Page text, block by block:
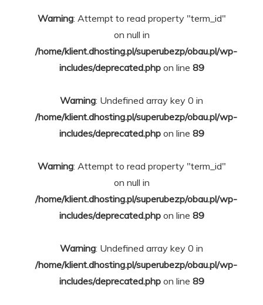
Warning: Attempt to read property "term_id"
on null in
/home/klient.dhosting.pl/superubezp/obau.pl/wp-
includes/deprecated.phpon line 89
Warning: Undefined array key 0 in
/home/klient.dhosting.pl/superubezp/obau.pl/wp-
includes/deprecated.phpon line 89
Warning: Attempt to read property "term_id"
on null in
/home/klient.dhosting.pl/superubezp/obau.pl/wp-
includes/deprecated.phpon line 89
Warning: Undefined array key 0 in
/home/klient.dhosting.pl/superubezp/obau.pl/wp-
includes/deprecated.phpon line 89